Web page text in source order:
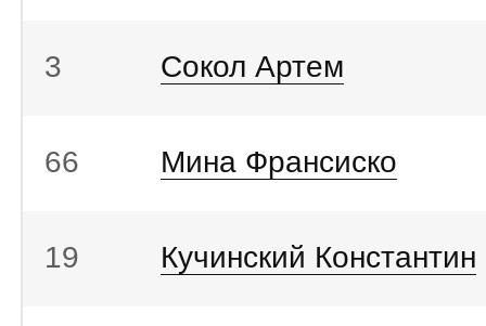
3 Сокол Артем
66 Мина Франсиско
19 Кучинский Константин